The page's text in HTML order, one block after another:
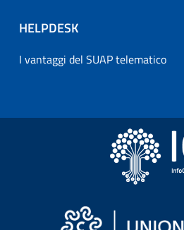
HELPDESK
I vantaggi del SUAP telematico